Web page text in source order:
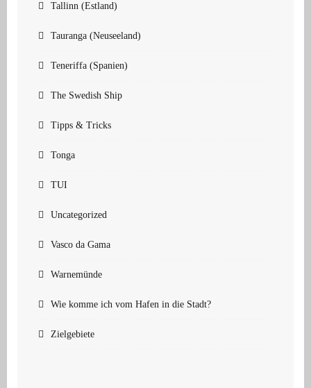
Tallinn (Estland)
Tauranga (Neuseeland)
Teneriffa (Spanien)
The Swedish Ship
Tipps & Tricks
Tonga
TUI
Uncategorized
Vasco da Gama
Warnemünde
Wie komme ich vom Hafen in die Stadt?
Zielgebiete